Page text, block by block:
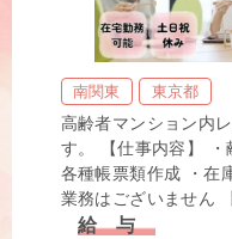
南関東 東京都
高齢者マンション内
す。 【仕事内容】 ・
各種帳票類作成 ・
業務はございません
給 与